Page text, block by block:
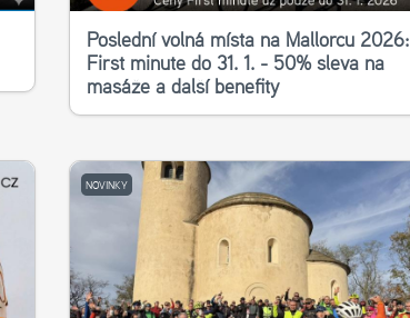
Poslední volná místa na Mallorcu 2026:
First minute do 31. 1. - 50% sleva na
masáže a další benefity
NOVINKY